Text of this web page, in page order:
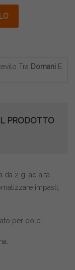
Tra Domani E
PRODOTTO
da 2 g, ad alta
impasti,
per dolci.